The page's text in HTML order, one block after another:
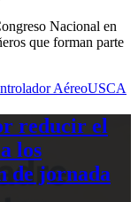
Nacional en
que forman parte
AéreoUSCA
reducir el
los
de jornada